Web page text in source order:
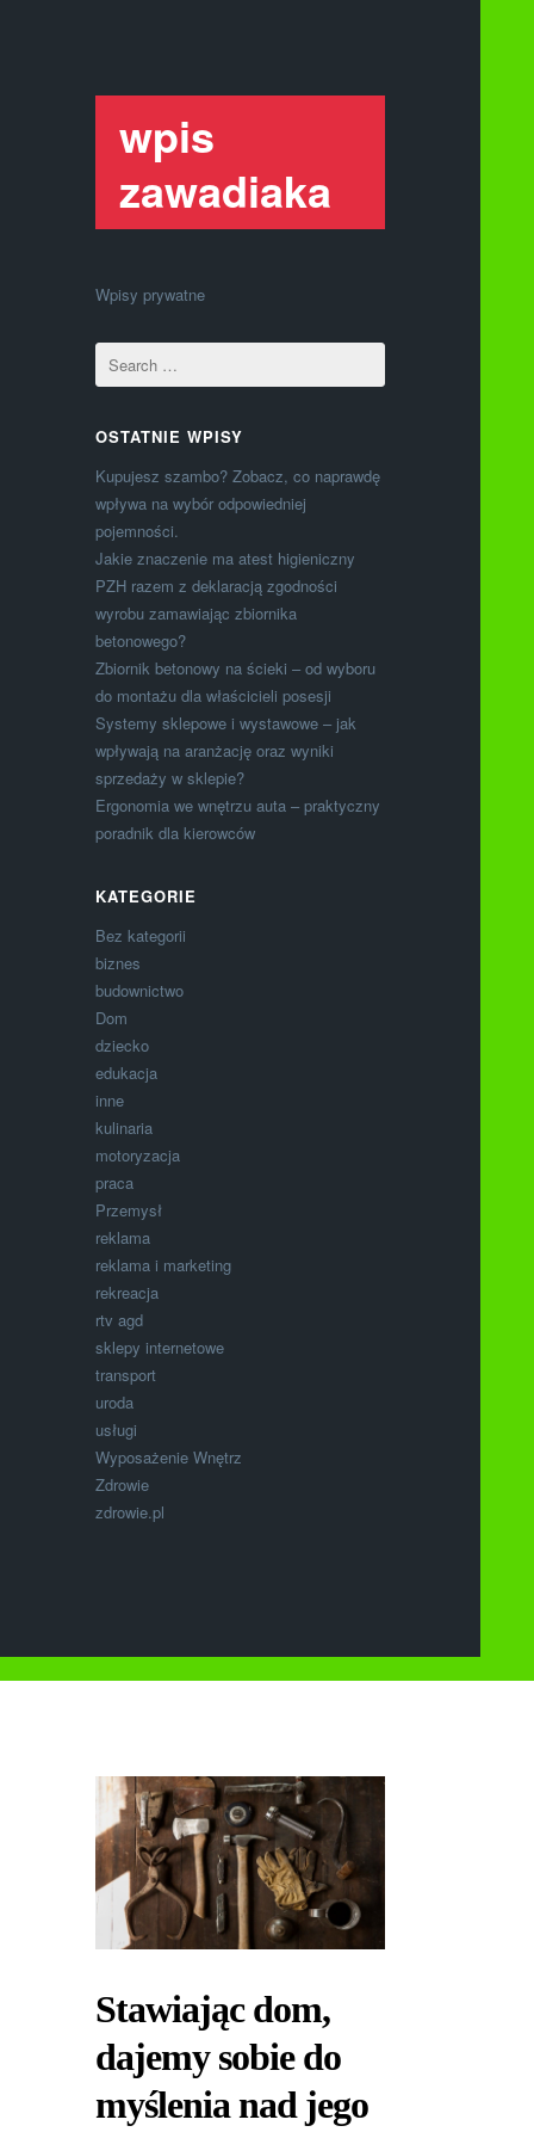
wpis
zawadiaka
Wpisy prywatne
OSTATNIE WPISY
Kupujesz szambo? Zobacz, co naprawdę
wpływa na wybór odpowiedniej
pojemności.
Jakie znaczenie ma atest higieniczny
PZH razem z deklaracją zgodności
wyrobu zamawiając zbiornika
betonowego?
Zbiornik betonowy na ścieki – od wyboru
do montażu dla właścicieli posesji
Systemy sklepowe i wystawowe – jak
wpływają na aranżację oraz wyniki
sprzedaży w sklepie?
Ergonomia we wnętrzu auta – praktyczny
poradnik dla kierowców
KATEGORIE
Bez kategorii
biznes
budownictwo
Dom
dziecko
edukacja
inne
kulinaria
motoryzacja
praca
Przemysł
reklama
reklama i marketing
rekreacja
rtv agd
sklepy internetowe
transport
uroda
usługi
Wyposażenie Wnętrz
Zdrowie
zdrowie.pl
Stawiając dom,
dajemy sobie do
myślenia nad jego